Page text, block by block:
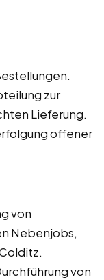
zur
Lieferung.
offener
von
Nebenjobs,
von